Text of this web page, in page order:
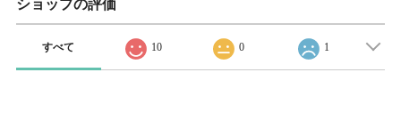
ショップの評価
すべて 10 0 1